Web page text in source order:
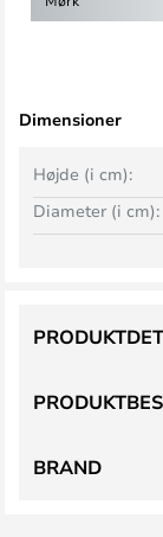
Dimensioner
Højde (i cm):
Diameter (i cm):
BRAND